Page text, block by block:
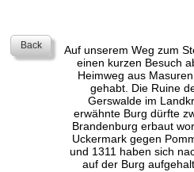
Back
Auf unserem Weg zum
einen kurzen Besuch
Heimweg aus
gehabt. Die Ruine
Gerswalde im
erwähnte Burg dürfte
Brandenburg erbaut
Uckermark gegen
und 1311 haben sich
auf der Burg